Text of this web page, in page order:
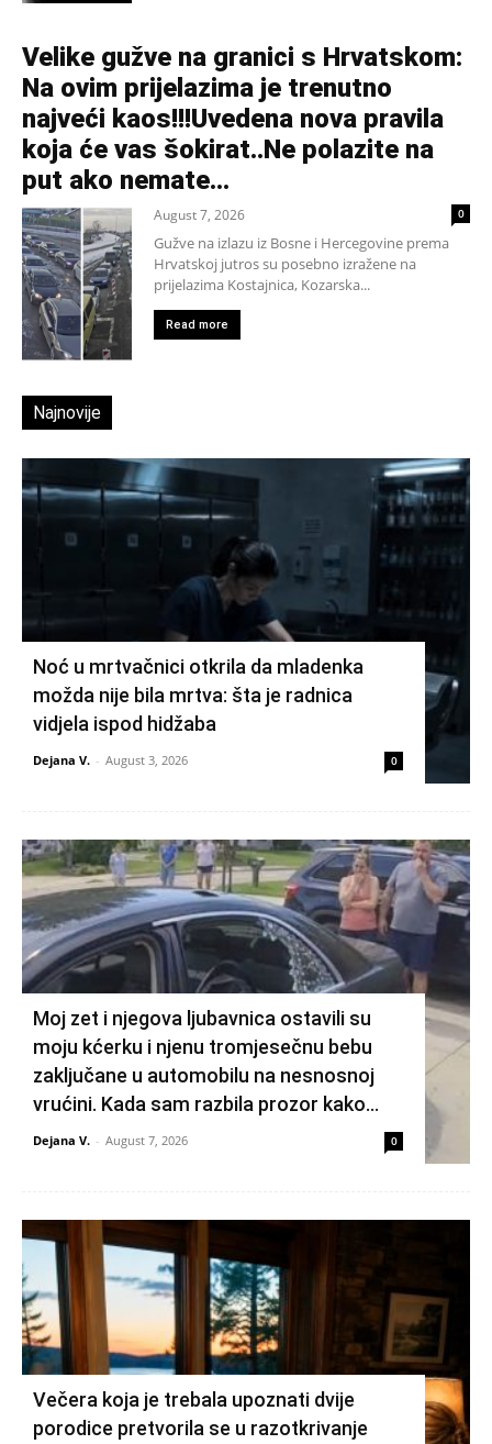
Velike gužve na granici s Hrvatskom:
Na ovim prijelazima je trenutno
najveći kaos!!!Uvedena nova pravila
koja će vas šokirat..Ne polazite na
put ako nemate...
August 7, 2026 0
Gužve na izlazu iz Bosne i Hercegovine prema
Hrvatskoj jutros su posebno izražene na
prijelazima Kostajnica, Kozarska...
Read more
Najnovije
Noć u mrtvačnici otkrila da mladenka
možda nije bila mrtva: šta je radnica
vidjela ispod hidžaba
Dejana V. - August 3, 2026 0
Moj zet i njegova ljubavnica ostavili su
moju kćerku i njenu tromjesečnu bebu
zaključane u automobilu na nesnosnoj
vrućini. Kada sam razbila prozor kako...
Dejana V. - August 7, 2026 0
Večera koja je trebala upoznati dvije
porodice pretvorila se u razotkrivanje